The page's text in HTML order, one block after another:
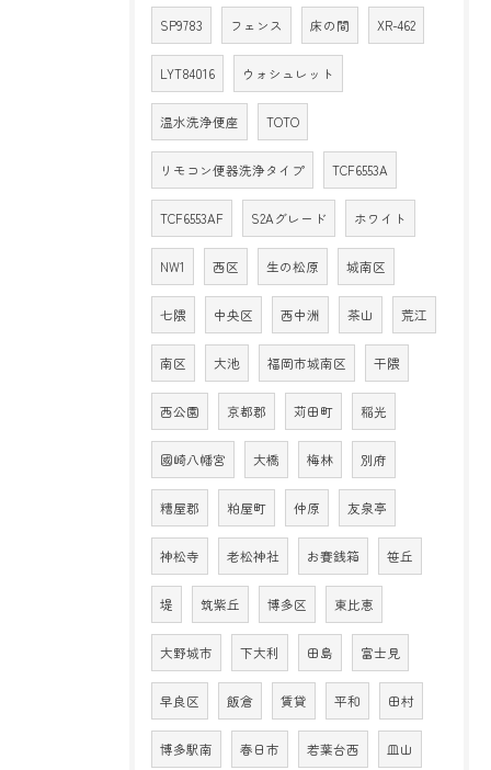
SP9783 フェンス 床の間 XR-462
LYT84016 ウォシュレット
温水洗浄便座 TOTO
リモコン便器洗浄タイプ TCF6553A
TCF6553AF S2Aグレード ホワイト
NW1 西区 生の松原 城南区
七隈 中央区 西中洲 茶山 荒江
南区 大池 福岡市城南区 干隈
西公園 京都郡 苅田町 稲光
國崎八幡宮 大橋 梅林 別府
糟屋郡 粕屋町 仲原 友泉亭
神松寺 老松神社 お賽銭箱 笹丘
堤 筑紫丘 博多区 東比恵
大野城市 下大利 田島 富士見
早良区 飯倉 賃貸 平和 田村
博多駅南 春日市 若葉台西 皿山